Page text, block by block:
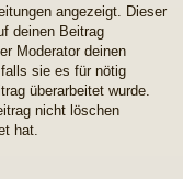
angezeigt. Dieser
deinen Beitrag
Moderator deinen
sie es für nötig
überarbeitet wurde.
nicht löschen
hat.